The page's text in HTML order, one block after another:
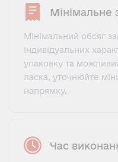
Мінімальне
Мінімальний обсяг
індивідуальних
упаковку та
ласка, уточнюйте
напрямку.
Час